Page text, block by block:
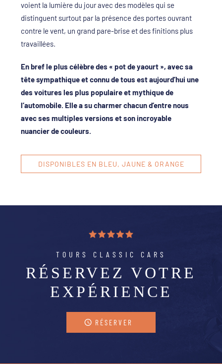
voient la lumière du jour avec des modèles qui se
distinguent surtout par la présence des portes ouvrant
contre le vent, un grand pare-brise et des finitions plus
travaillées.
En bref le plus célèbre des « pot de yaourt », avec sa
tête sympathique et connu de tous est aujourd’hui une
des voitures les plus populaire et mythique de
l’automobile. Elle a su charmer chacun d’entre nous
avec ses multiples versions et son incroyable
nuancier de couleurs.
DISPONIBLES EN BLEU, JAUNE & ORANGE
TOURS CLASSIC CARS
RÉSERVEZ VOTRE
EXPÉRIENCE
RÉSERVER